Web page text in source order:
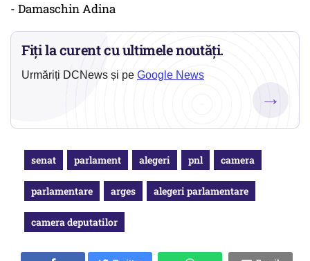
- Damaschin Adina
Fiți la curent cu ultimele noutăți.
Urmăriți DCNews și pe Google News
→
senat parlament alegeri pnl camera
parlamentare arges alegeri parlamentare
camera deputatilor